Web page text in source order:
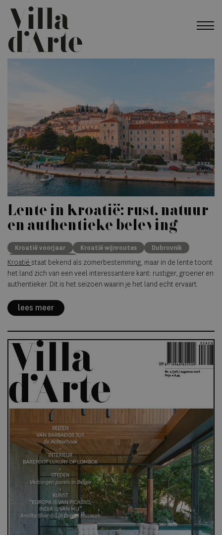
Lente in Kroatië: rust, natuur
en authentieke beleving
Kroatië voorjaar Kroatië wijnroutes
Dubrovnik
voorjaarsvakantie
Kroatië staat bekend als zomerbestemming, maar in de lente toont
het land zich van een veel interessantere kant: rustiger, groener en
authentieker. Dit is het seizoen waarin je het land echt ervaart.
lees meer